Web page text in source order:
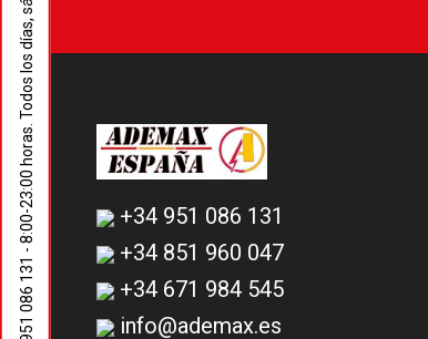
+34 951 086 131
+34 951 086 131
+34 851 960 047
+34 671 984 545
info@ademax.es